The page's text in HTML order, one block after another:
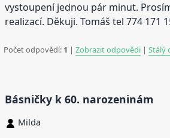
vystoupení jednou pár minut.
realizací. Děkuji. Tomáš tel 774 171
Počet odpovědí: 1 |Zobrazit odpovědi |Stálý
Básničky k 60. narozeninám
Milda